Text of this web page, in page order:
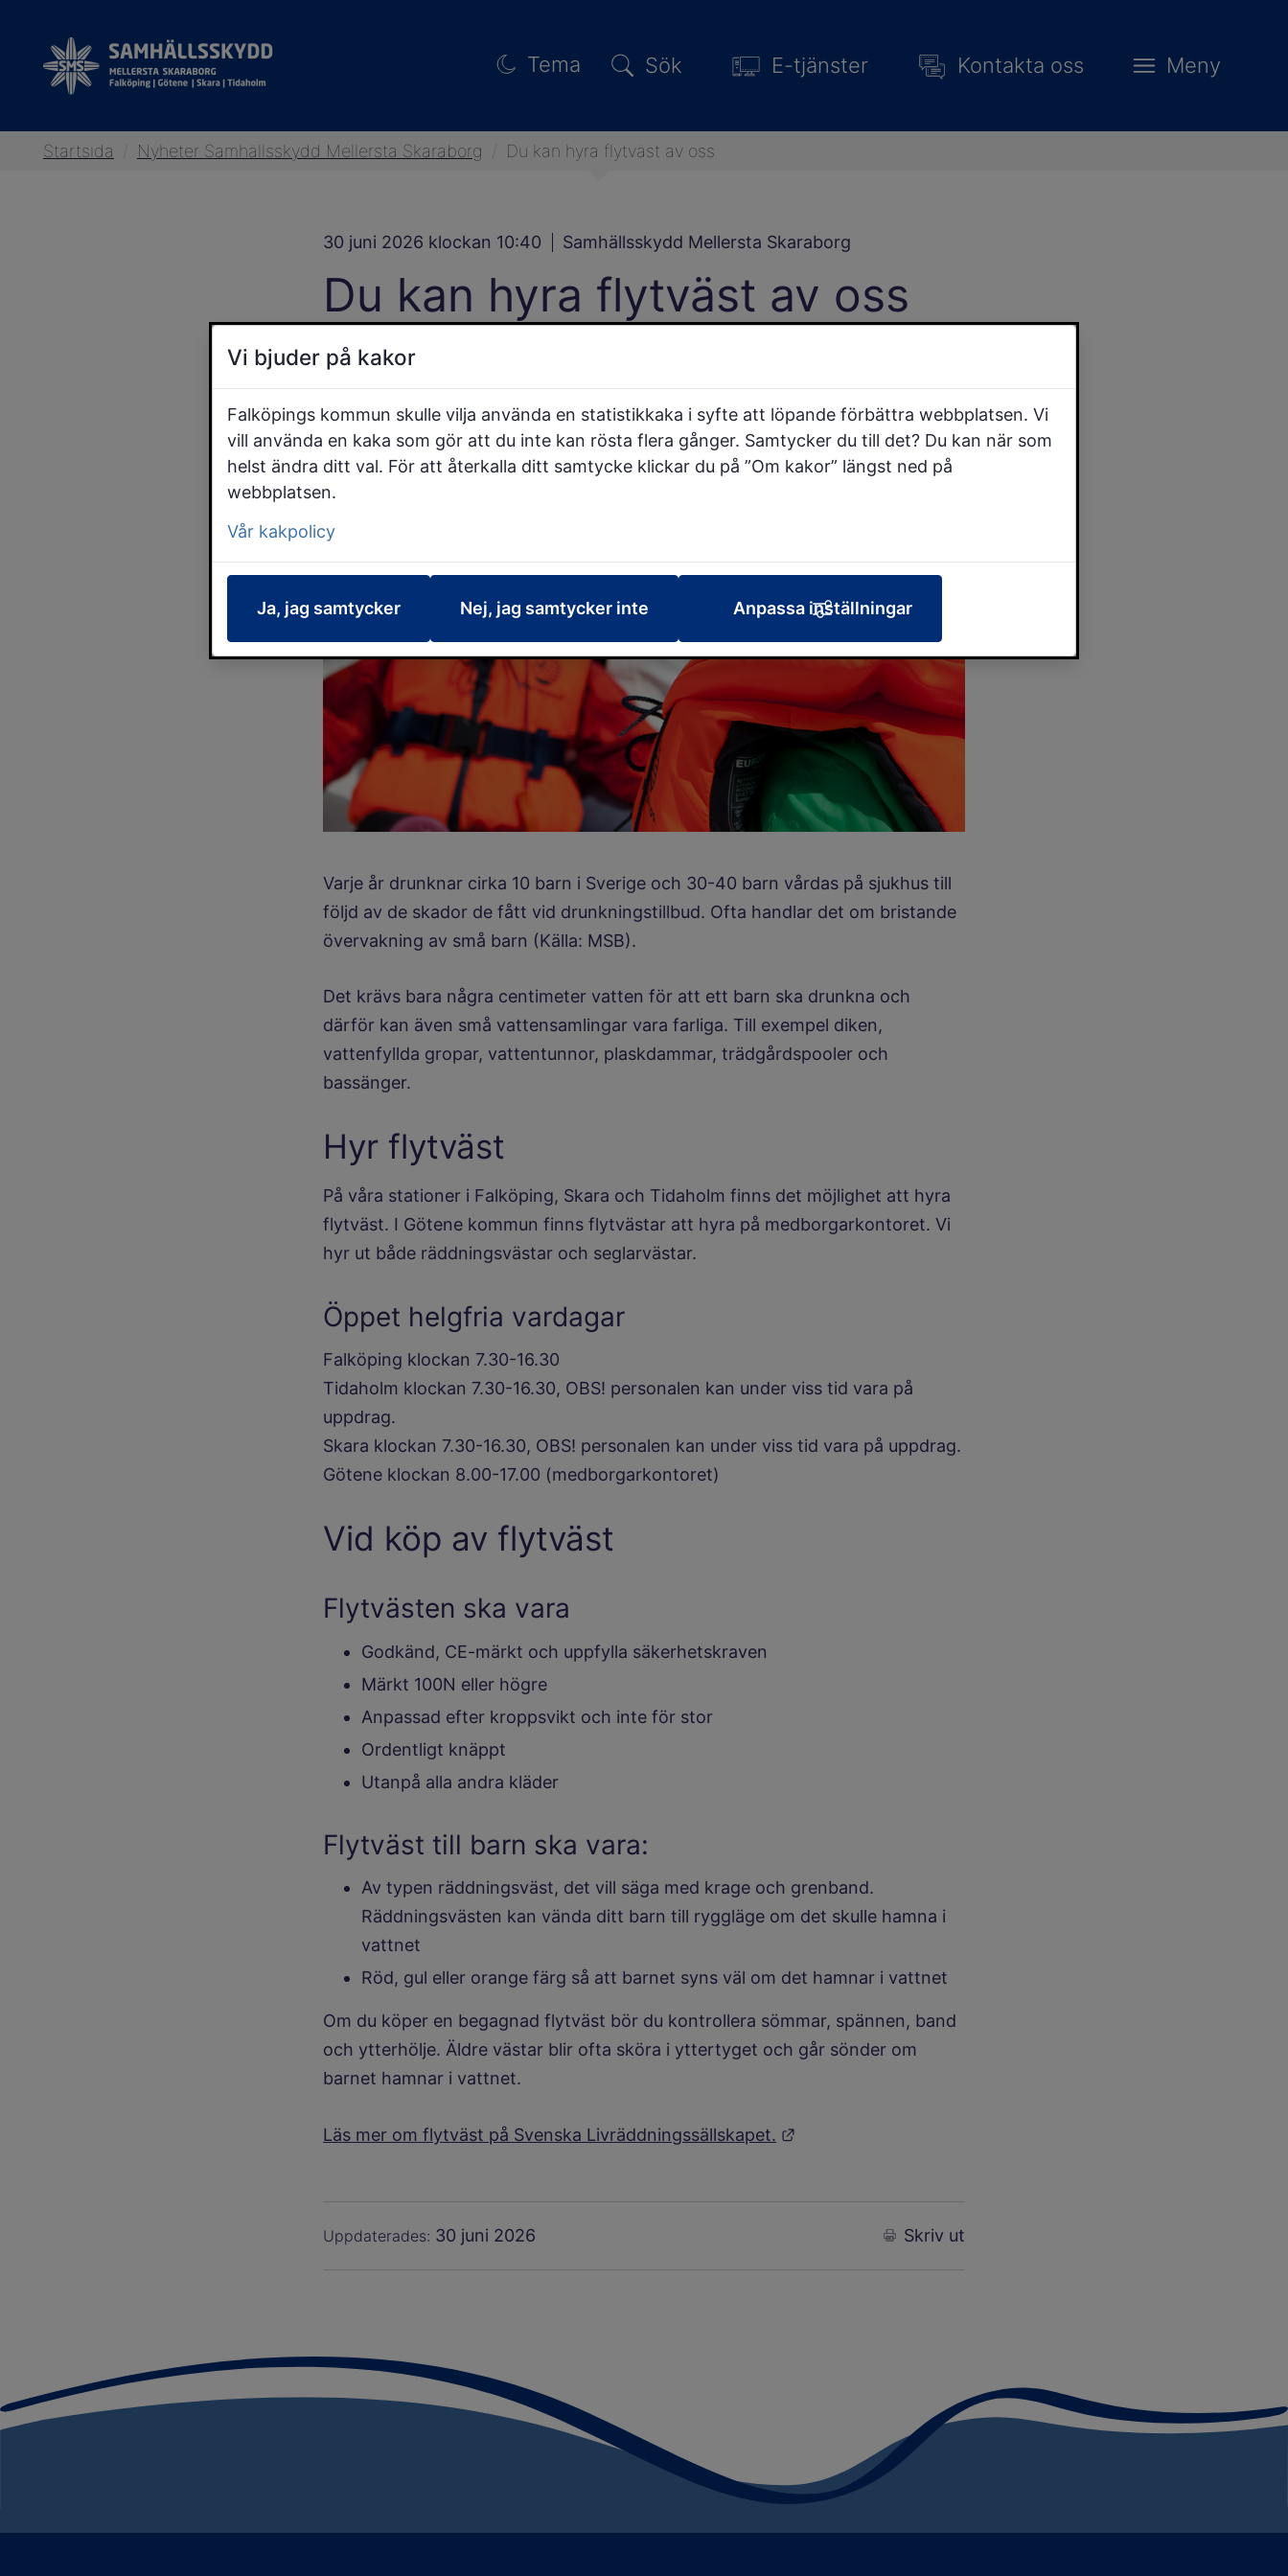
Tema Sök E-tjänster Kontakta oss Meny
Startsida Nyheter Samhällsskydd Mellersta Skaraborg Du kan hyra flytväst av oss
30 juni 2026 klockan 10:40 Samhällsskydd Mellersta Skaraborg
Du kan hyra flytväst av oss
Små barn härmar vuxna. Föregå med gott exempel och ha
flytväst du också.
Varje år drunknar cirka 10 barn i Sverige och 30-40 barn vårdas på sjukhus till
följd av de skador de fått vid drunkningstillbud. Ofta handlar det om bristande
övervakning av små barn (Källa: MSB).
Det krävs bara några centimeter vatten för att ett barn ska drunkna och
därför kan även små vattensamlingar vara farliga. Till exempel diken,
vattenfyllda gropar, vattentunnor, plaskdammar, trädgårdspooler och
bassänger.
Hyr flytväst
På våra stationer i Falköping, Skara och Tidaholm finns det möjlighet att hyra
flytväst. I Götene kommun finns flytvästar att hyra på medborgarkontoret. Vi
hyr ut både räddningsvästar och seglarvästar.
Öppet helgfria vardagar
Falköping klockan 7.30-16.30
Tidaholm klockan 7.30-16.30, OBS! personalen kan under viss tid vara på
uppdrag.
Skara klockan 7.30-16.30, OBS! personalen kan under viss tid vara på uppdrag.
Götene klockan 8.00-17.00 (medborgarkontoret)
Vid köp av flytväst
Flytvästen ska vara
Godkänd, CE-märkt och uppfylla säkerhetskraven
Märkt 100N eller högre
Anpassad efter kroppsvikt och inte för stor
Ordentligt knäppt
Utanpå alla andra kläder
Flytväst till barn ska vara:
Av typen räddningsväst, det vill säga med krage och grenband.
Räddningsvästen kan vända ditt barn till ryggläge om det skulle hamna i
vattnet
Röd, gul eller orange färg så att barnet syns väl om det hamnar i vattnet
Om du köper en begagnad flytväst bör du kontrollera sömmar, spännen, band
och ytterhölje. Äldre västar blir ofta sköra i yttertyget och går sönder om
barnet hamnar i vattnet.
Läs mer om flytväst på Svenska Livräddningssällskapet.
Uppdaterades: 30 juni 2026 Skriv ut
Vi bjuder på kakor
Falköpings kommun skulle vilja använda en statistikkaka i syfte att löpande förbättra webbplatsen. Vi
vill använda en kaka som gör att du inte kan rösta flera gånger. Samtycker du till det? Du kan när som
helst ändra ditt val. För att återkalla ditt samtycke klickar du på ”Om kakor” längst ned på
webbplatsen.
Vår kakpolicy
Ja, jag samtycker Nej, jag samtycker inte Anpassa inställningar